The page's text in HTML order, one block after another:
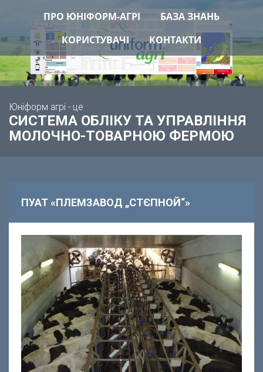
ПРО ЮНІФОРМ-АГРІ БАЗА ЗНАНЬ
КОРИСТУВАЧІ КОНТАКТИ
Юніформ агрі - це
СИСТЕМА ОБЛІКУ ТА УПРАВЛІННЯ
МОЛОЧНО-ТОВАРНОЮ ФЕРМОЮ
ПУАТ «ПЛЕМЗАВОД „СТЄПНОЙ“»